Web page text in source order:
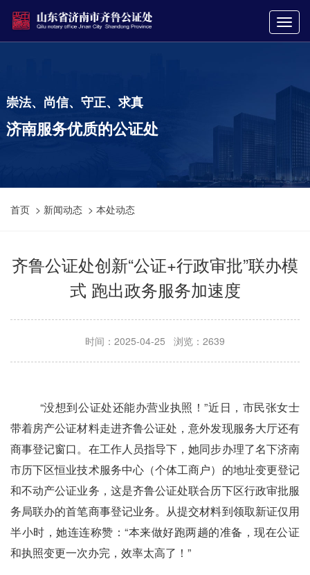
崇法、尚信、守正、求真
济南服务优质的公证处
首页 > 新闻动态 > 本处动态
齐鲁公证处创新“公证+行政审批”联办模
式 跑出政务服务加速度
时间：2025-04-25 浏览：2639
“没想到公证处还能办营业执照！”近日，市民张女士
带着房产公证材料走进齐鲁公证处，意外发现服务大厅还有
商事登记窗口。在工作人员指导下，她同步办理了名下济南
市历下区恒业技术服务中心（个体工商户）的地址变更登记
和不动产公证业务，这是齐鲁公证处联合历下区行政审批服
务局联办的首笔商事登记业务。从提交材料到领取新证仅用
半小时，她连连称赞：“本来做好跑两趟的准备，现在公证
和执照变更一次办完，效率太高了！”